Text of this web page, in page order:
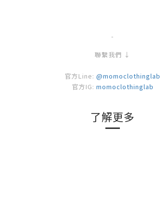
-
聯繫我們 ↓
官方Line: @momoclothinglab
官方IG: momoclothinglab
了解更多